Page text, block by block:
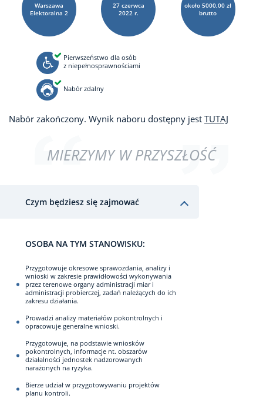
Warszawa
Elektoralna2
27 czerwca
2022 r.
około 5000,00 zł
brutto
Pierwszeństwo dla osób
z niepełnosprawnościami
Nabór zdalny
Nabór zakończony. Wynik naboru dostępny jest TUTAJ
MIERZYMY W PRZYSZŁOŚĆ
Czym będziesz się zajmować
OSOBA NA TYM STANOWISKU:
Przygotowuje okresowe sprawozdania, analizy i
wnioski w zakresie prawidłowości wykonywania
przez terenowe organy administracji miar i
administracji probierczej, zadań należących do ich
zakresu działania.
Prowadzi analizy materiałów pokontrolnych i
opracowuje generalne wnioski.
Przygotowuje, na podstawie wniosków
pokontrolnych, informacje nt. obszarów
działalności jednostek nadzorowanych
narażonych na ryzyka.
Bierze udział w przygotowywaniu projektów
planu kontroli.